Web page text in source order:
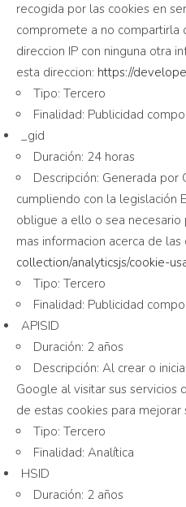
recogida por las cookies en
compromete a no compartirla
direccion IP con ninguna otra
esta direccion: https://
Tipo: Tercero
Finalidad: Publicidad
_gid
Duración: 24 horas
Descripción: Generada
cumpliendo con la legislación
obligue a ello o sea necesario
mas informacion acerca de
collection/analyticsjs/cookie-
Tipo: Tercero
Finalidad: Publicidad
APISID
Duración: 2 años
Descripción: Al crear o
Google al visitar sus servicios
de estas cookies para mejorar
Tipo: Tercero
Finalidad: Analítica
HSID
Duración: 2 años